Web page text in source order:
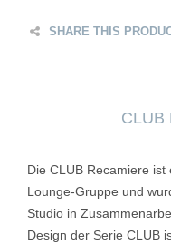
SHARE THIS
CLUB
Die CLUB Recamiere
Lounge-Gruppe und
Studio in
Design der Serie CLUB